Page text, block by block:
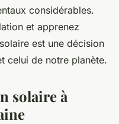
considérables.
et apprenez
est une décision
celui de notre planète.
solaire à